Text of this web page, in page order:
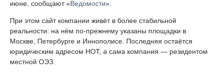
июне, сообщают «Ведомости».
При этом сайт компании живёт в более стабильной
реальности: на нём по-прежнему указаны площадки в
Москве, Петербурге и Иннополисе. Последняя остаётся
юридическим адресом НОТ, а сама компания — резидентом
местной ОЭЗ.